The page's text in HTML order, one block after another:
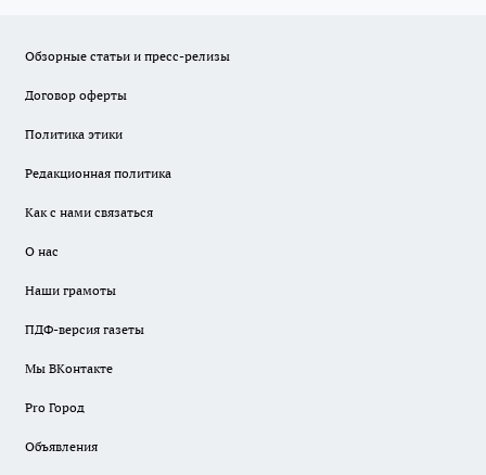
Обзорные статьи и пресс-релизы
Договор оферты
Политика этики
Редакционная политика
Как с нами связаться
О нас
Наши грамоты
ПДФ-версия газеты
Мы ВКонтакте
Pro Город
Объявления